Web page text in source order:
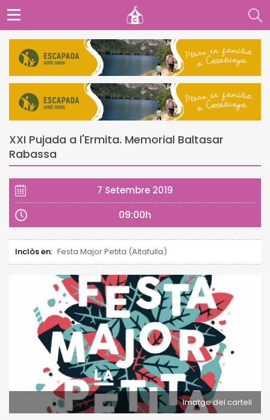
XXI Pujada a l'Ermita. Memorial Baltasar
Rabassa
7 Setembre 2019
09:00h
Inclòs en: Festa Major Petita (Altafulla)
Imatge del cartell